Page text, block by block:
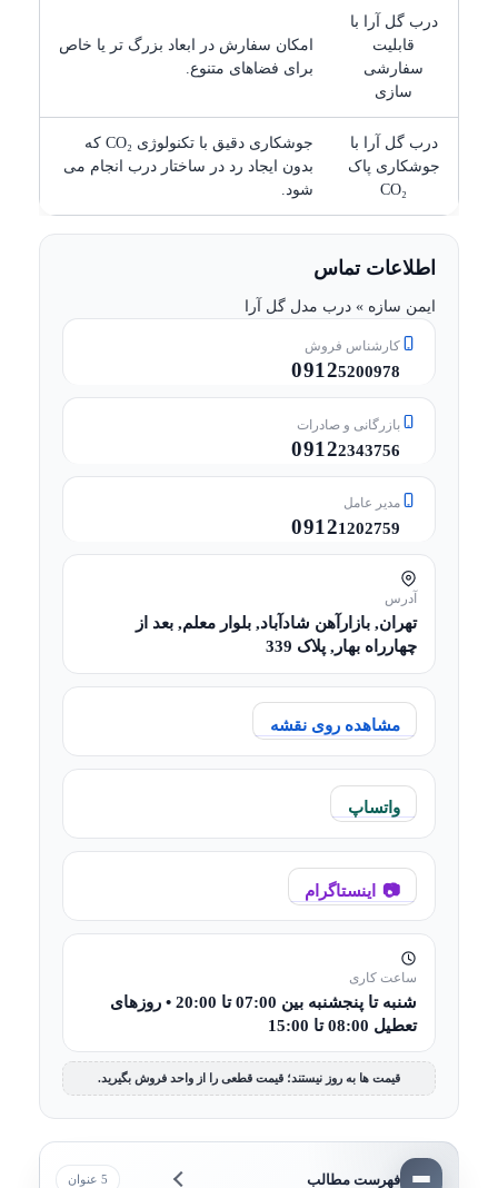
درب گل آرا با
قابلیت
سفارشی
سازی
امکان سفارش در ابعاد بزرگ تر یا خاص
برای فضاهای متنوع.
درب گل آرا با
جوشکاری پاک
CO₂
جوشکاری دقیق با تکنولوژی CO₂ که
بدون ایجاد رد در ساختار درب انجام می
شود.
اطلاعات تماس
ایمن سازه » درب مدل گل آرا
کارشناس فروش
09125200978
بازرگانی و صادرات
09122343756
مدیر عامل
09121202759
آدرس
تهران, بازارآهن شادآباد, بلوار معلم, بعد از
چهارراه بهار, پلاک 339
مشاهده روی نقشه
واتساپ
اینستاگرام
ساعت کاری
شنبه تا پنجشنبه بین 07:00 تا 20:00 • روزهای
تعطیل 08:00 تا 15:00
قیمت ها به روز نیستند؛ قیمت قطعی را از واحد فروش بگیرید.
فهرست مطالب 5 عنوان